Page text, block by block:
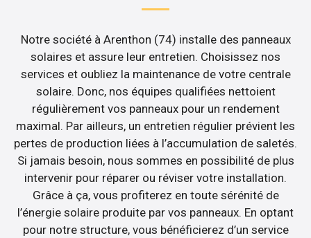
Notre société à Arenthon (74) installe des panneaux
solaires et assure leur entretien. Choisissez nos
services et oubliez la maintenance de votre centrale
solaire. Donc, nos équipes qualifiées nettoient
régulièrement vos panneaux pour un rendement
maximal. Par ailleurs, un entretien régulier prévient les
pertes de production liées à l’accumulation de saletés.
Si jamais besoin, nous sommes en possibilité de plus
intervenir pour réparer ou réviser votre installation.
Grâce à ça, vous profiterez en toute sérénité de
l’énergie solaire produite par vos panneaux. En optant
pour notre structure, vous bénéficierez d’un service